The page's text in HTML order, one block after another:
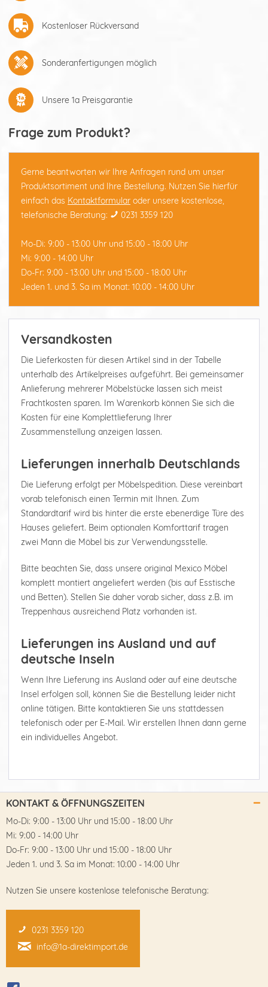
Kostenloser Rückversand
Sonderanfertigungen möglich
Unsere 1a Preisgarantie
Frage zum Produkt?
Gerne beantworten wir Ihre Anfragen rund um unser
Produktsortiment und Ihre Bestellung. Nutzen Sie hierfür
einfach das Kontaktformular oder unsere kostenlose,
telefonische Beratung:
0231 3359 120
Mo-Di: 9:00 - 13:00 Uhr und 15:00 - 18:00 Uhr
Mi: 9:00 - 14:00 Uhr
Do-Fr: 9:00 - 13:00 Uhr und 15:00 - 18:00 Uhr
Jeden 1. und 3. Sa im Monat: 10:00 - 14:00 Uhr
Versandkosten
Die Lieferkosten für diesen Artikel sind in der Tabelle
unterhalb des Artikelpreises aufgeführt. Bei gemeinsamer
Anlieferung mehrerer Möbelstücke lassen sich meist
Frachtkosten sparen. Im Warenkorb können Sie sich die
Kosten für eine Komplettlieferung Ihrer
Zusammenstellung anzeigen lassen.
Lieferungen innerhalb Deutschlands
Die Lieferung erfolgt per Möbelspedition. Diese vereinbart
vorab telefonisch einen Termin mit Ihnen. Zum
Standardtarif wird bis hinter die erste ebenerdige Türe des
Hauses geliefert. Beim optionalen Komforttarif tragen
zwei Mann die Möbel bis zur Verwendungsstelle.
Bitte beachten Sie, dass unsere original Mexico Möbel
komplett montiert angeliefert werden (bis auf Esstische
und Betten). Stellen Sie daher vorab sicher, dass z.B. im
Treppenhaus ausreichend Platz vorhanden ist.
Lieferungen ins Ausland und auf
deutsche Inseln
Wenn Ihre Lieferung ins Ausland oder auf eine deutsche
Insel erfolgen soll, können Sie die Bestellung leider nicht
online tätigen. Bitte kontaktieren Sie uns stattdessen
telefonisch oder per E-Mail. Wir erstellen Ihnen dann gerne
ein individuelles Angebot.
KONTAKT & ÖFFNUNGSZEITEN
Mo-Di: 9:00 - 13:00 Uhr und 15:00 - 18:00 Uhr
Mi: 9:00 - 14:00 Uhr
Do-Fr: 9:00 - 13:00 Uhr und 15:00 - 18:00 Uhr
Jeden 1. und 3. Sa im Monat: 10:00 - 14:00 Uhr
Nutzen Sie unsere kostenlose telefonische Beratung:
0231 3359 120
info@1a-direktimport.de